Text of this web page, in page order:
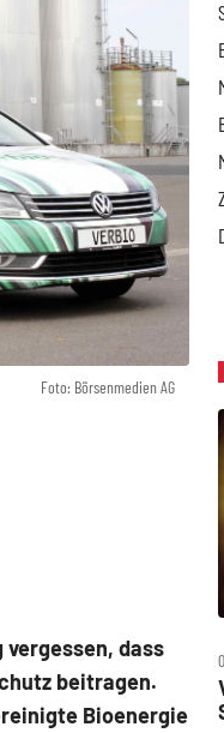
Foto: Börsenmedien AG
dass
beitragen.
Bioenergie